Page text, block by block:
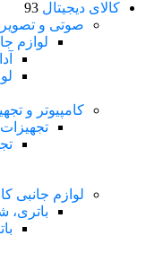
کالای دیجیتال 93
صوتی و
لوازم
کامپیوتر و
لوازم جانبی
باتری،